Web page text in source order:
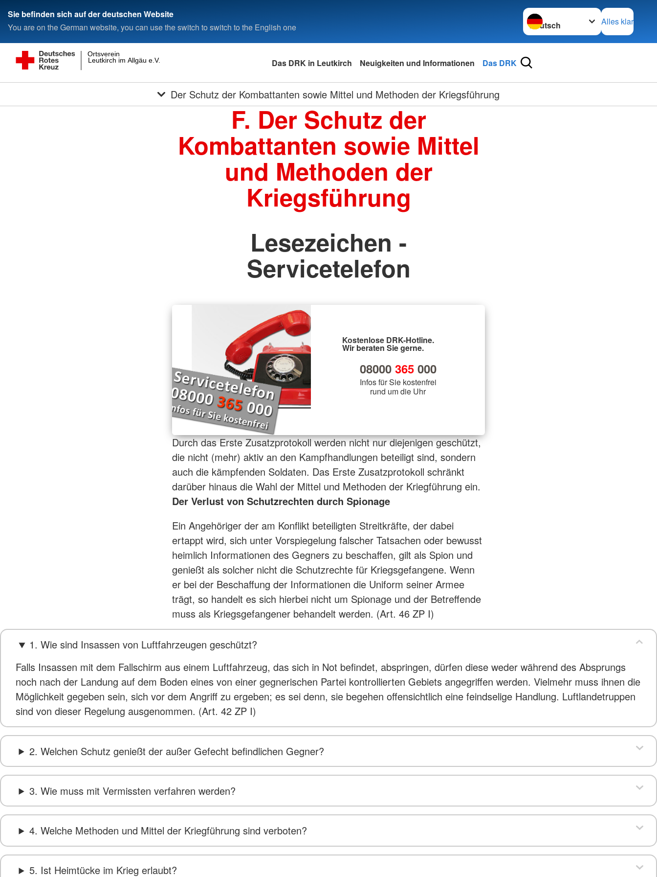
Sie befinden sich auf der deutschen Website
You are on the German website, you can use the switch to switch to the English one
Sprache wechseln zu
Alles klar
Leutkirch im Allgäu e.V.
Ortsverein
Das DRK in Leutkirch Neuigkeiten und Informationen Das DRK
Der Schutz der Kombattanten sowie Mittel und Methoden der Kriegsführung
F. Der Schutz der
Kombattanten sowie Mittel
und Methoden der
Kriegsführung
Lesezeichen -
Servicetelefon
Kostenlose DRK-Hotline.
Wir beraten Sie gerne.
08000 365000
Infos für Sie kostenfrei
rund um die Uhr
Durch das Erste Zusatzprotokoll werden nicht nur diejenigen geschützt,
die nicht (mehr) aktiv an den Kampfhandlungen beteiligt sind, sondern
auch die kämpfenden Soldaten. Das Erste Zusatzprotokoll schränkt
darüber hinaus die Wahl der Mittel und Methoden der Kriegführung ein.
Der Verlust von Schutzrechten durch Spionage
Ein Angehöriger der am Konflikt beteiligten Streitkräfte, der dabei
ertappt wird, sich unter Vorspiegelung falscher Tatsachen oder bewusst
heimlich Informationen des Gegners zu beschaffen, gilt als Spion und
genießt als solcher nicht die Schutzrechte für Kriegsgefangene. Wenn
er bei der Beschaffung der Informationen die Uniform seiner Armee
trägt, so handelt es sich hierbei nicht um Spionage und der Betreffende
muss als Kriegsgefangener behandelt werden. (Art. 46 ZP I)
1. Wie sind Insassen von Luftfahrzeugen geschützt?
Falls Insassen mit dem Fallschirm aus einem Luftfahrzeug, das sich in Not befindet, abspringen, dürfen diese weder während des Absprungs
noch nach der Landung auf dem Boden eines von einer gegnerischen Partei kontrollierten Gebiets angegriffen werden. Vielmehr muss ihnen die
Möglichkeit gegeben sein, sich vor dem Angriff zu ergeben; es sei denn, sie begehen offensichtlich eine feindselige Handlung. Luftlandetruppen
sind von dieser Regelung ausgenommen. (Art. 42 ZP I)
2. Welchen Schutz genießt der außer Gefecht befindlichen Gegner?
3. Wie muss mit Vermissten verfahren werden?
4. Welche Methoden und Mittel der Kriegführung sind verboten?
5. Ist Heimtücke im Krieg erlaubt?